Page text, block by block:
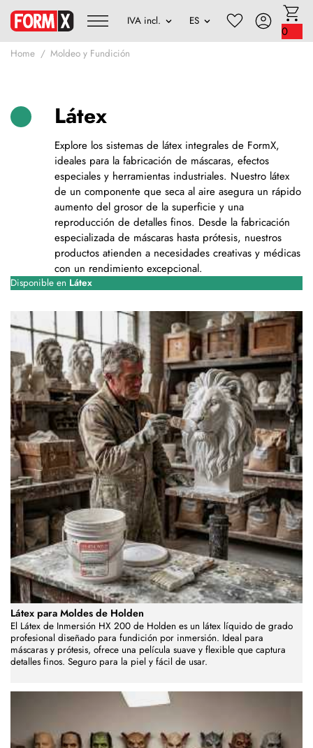
0
Home Moldeo y Fundición
Látex
Explore los sistemas de látex integrales de FormX,
ideales para la fabricación de máscaras, efectos
especiales y herramientas industriales. Nuestro látex
de un componente que seca al aire asegura un rápido
aumento del grosor de la superficie y una
reproducción de detalles finos. Desde la fabricación
especializada de máscaras hasta prótesis, nuestros
productos atienden a necesidades creativas y médicas
con un rendimiento excepcional.
Disponible en Látex
Látex para Moldes de Holden
El Látex de Inmersión HX 200 de Holden es un látex líquido de grado
profesional diseñado para fundición por inmersión. Ideal para
máscaras y prótesis, ofrece una película suave y flexible que captura
detalles finos. Seguro para la piel y fácil de usar.